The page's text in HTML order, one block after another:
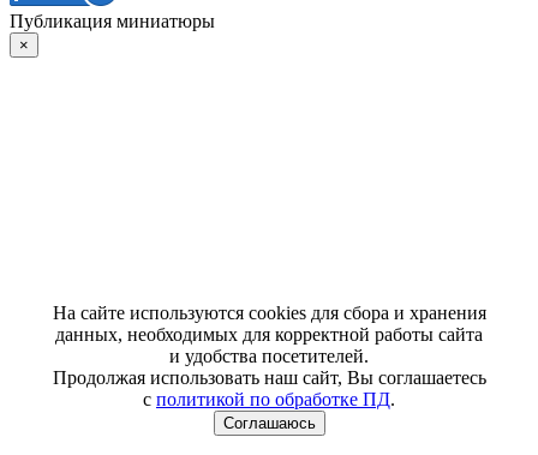
Публикация миниатюры
×
На сайте используются cookies для сбора и хранения
данных, необходимых для корректной работы сайта
и удобства посетителей.
Продолжая использовать наш сайт, Вы соглашаетесь
с политикой по обработке ПД.
Соглашаюсь